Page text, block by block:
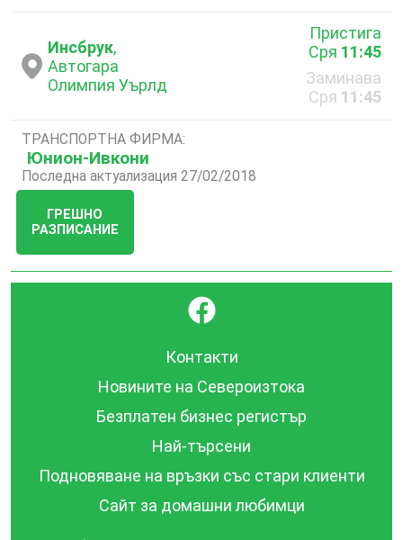
Инсбрук,
Автогара
Олимпия Уърлд
Пристига
Сря 11:45
Заминава
Сря 11:45
ТРАНСПОРТНА ФИРМА:
Юнион-Ивкони
Последна актуализация 27/02/2018
ГРЕШНО
РАЗПИСАНИЕ
}
Контакти
Новините на Североизтока
Безплатен бизнес регистър
Най-търсени
Подновяване на връзки със стари клиенти
Сайт за домашни любимци